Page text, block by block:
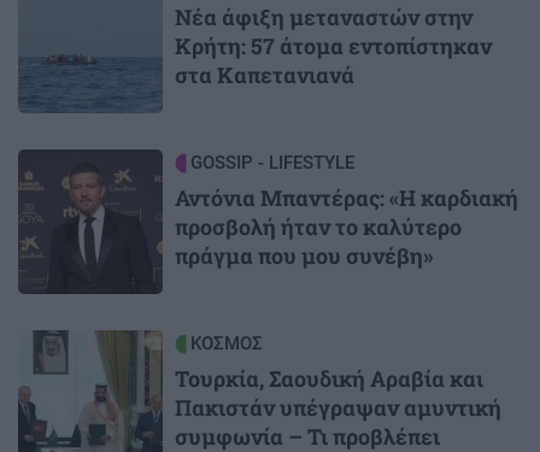
Νέα άφιξη μεταναστών στην
Κρήτη: 57 άτομα εντοπίστηκαν
στα Καπετανιανά
GOSSIP - LIFESTYLE
Αντόνια Μπαντέρας: «Η καρδιακή
προσβολή ήταν το καλύτερο
πράγμα που μου συνέβη»
Image ΚΟΣΜΟΣ
Τουρκία, Σαουδική Αραβία και
Πακιστάν υπέγραψαν αμυντική
συμφωνία – Τι προβλέπει